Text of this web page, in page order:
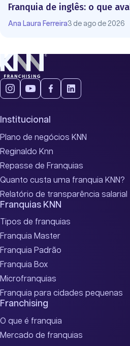
Franquia de inglês: o que
Ana Laura Ferreira3 de ago de 2026
Institucional
Plano de negócios KNN
Reginaldo Knn
Repasse de Franquias
Quanto custa uma franquia KNN?
Relatório de transparência salarial
Franquias KNN
Tipos de franquias
Franquia Master
Franquia Padrão
Franquia Box
Microfranquias
Franquia para cidades pequenas
Franchising
O que é franquia
Mercado de franquias